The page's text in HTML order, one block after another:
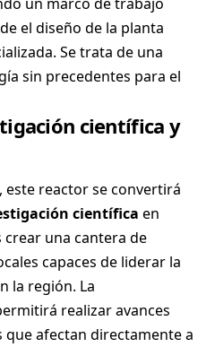
el diseño de la planta
Se trata de una
sin precedentes para el
científica y
este reactor se convertirá
científica en
crear una cantera de
capaces de liderar la
la región. La
realizar avances
afectan directamente a